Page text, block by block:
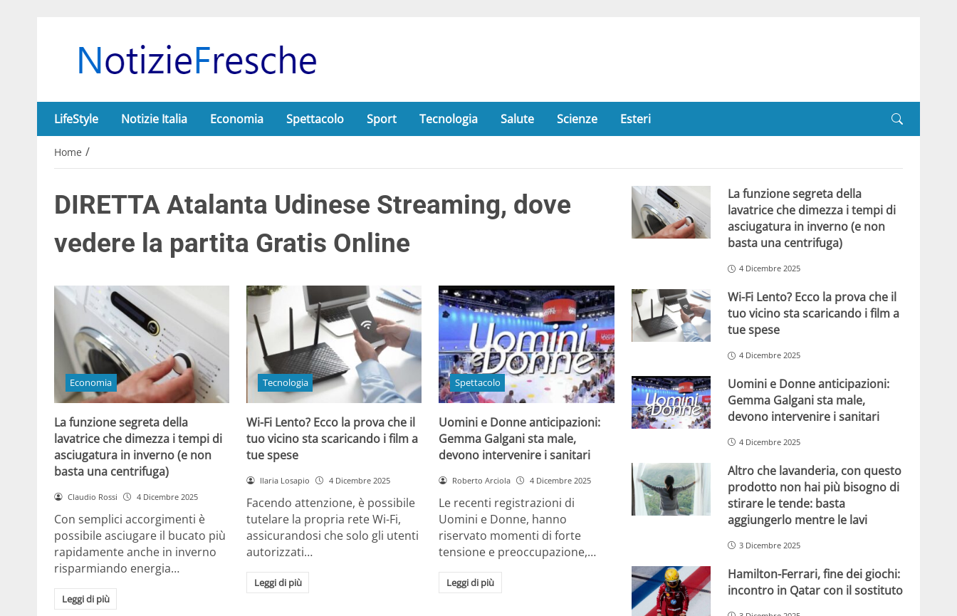
LifeStyle Notizie Italia Economia Spettacolo Sport Tecnologia Salute Scienze Esteri
Home /
DIRETTA Atalanta Udinese Streaming, dove
vedere la partita Gratis Online
Economia
La funzione segreta della
lavatrice che dimezza i tempi di
asciugatura in inverno (e non
basta una centrifuga)
Claudio Rossi 4 Dicembre 2025
Con semplici accorgimenti è
possibile asciugare il bucato più
rapidamente anche in inverno
risparmiando energia…
Leggi di più
Tecnologia
Wi-Fi Lento? Ecco la prova che il
tuo vicino sta scaricando i film a
tue spese
Ilaria Losapio 4 Dicembre 2025
Facendo attenzione, è possibile
tutelare la propria rete Wi-Fi,
assicurandosi che solo gli utenti
autorizzati…
Leggi di più
Spettacolo
Uomini e Donne anticipazioni:
Gemma Galgani sta male,
devono intervenire i sanitari
Roberto Arciola 4 Dicembre 2025
Le recenti registrazioni di
Uomini e Donne, hanno
riservato momenti di forte
tensione e preoccupazione,…
Leggi di più
La funzione segreta della
lavatrice che dimezza i tempi di
asciugatura in inverno (e non
basta una centrifuga)
4 Dicembre 2025
Wi-Fi Lento? Ecco la prova che il
tuo vicino sta scaricando i film a
tue spese
4 Dicembre 2025
Uomini e Donne anticipazioni:
Gemma Galgani sta male,
devono intervenire i sanitari
4 Dicembre 2025
Altro che lavanderia, con questo
prodotto non hai più bisogno di
stirare le tende: basta
aggiungerlo mentre le lavi
3 Dicembre 2025
Hamilton-Ferrari, fine dei giochi:
incontro in Qatar con il sostituto